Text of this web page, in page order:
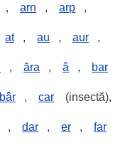
, arn , arp ,
at , au , aur ,
, ăra , â , bar
bâr , car (insectă),
, dar , er , far